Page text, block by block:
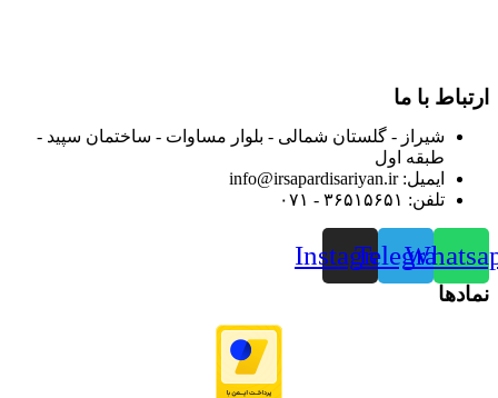
ارتباط با ما
شیراز - گلستان شمالی - بلوار مساوات - ساختمان سپید -
طبقه اول
ایمیل: info@irsapardisariyan.ir
تلفن: ۳۶۵۱۵۶۵۱ - ۰۷۱
Telegram
Instagram
نمادها